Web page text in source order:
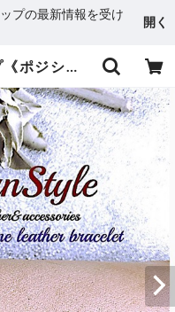
プの最新情報を受け
開く
仕事・事業運アップ《ポジションアップ・営業職・受験や試験に》トルマリンジェイド/ヘマタイト/アメジスト/クラック水晶) | 運気アップ・風水オーダーメイドのレザーブレスレット専門店JunStyle